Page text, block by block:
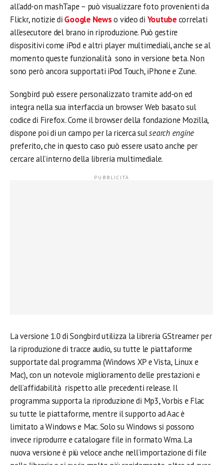
all’add-on mashTape – può visualizzare foto provenienti da
Flickr, notizie di Google Newso video di Youtubecorrelati
all’esecutore del brano in riproduzione. Può gestire
dispositivi come iPod e altri player multimediali, anche se al
momento queste funzionalità sono in versione beta. Non
sono però ancora supportati iPod Touch, iPhone e Zune.
Songbird può essere personalizzato tramite add-on ed
integra nella sua interfaccia un browser Web basato sul
codice di Firefox. Come il browser della fondazione Mozilla,
dispone poi di un campo per la ricerca sulsearch engine
preferito, che in questo caso può essere usato anche per
cercare all’interno della libreria multimediale.
La versione 1.0 di Songbird utilizza la libreria GStreamer per
la riproduzione di tracce audio, su tutte le piattaforme
supportate dal programma (Windows XP e Vista, Linux e
Mac), con un notevole miglioramento delle prestazioni e
dell’affidabilità rispetto alle precedenti release. Il
programma supporta la riproduzione di Mp3, Vorbis e Flac
su tutte le piattaforme, mentre il supporto ad Aac è
limitato a Windows e Mac. Solo su Windows si possono
invece riprodurre e catalogare file in formato Wma. La
nuova versione è più veloce anche nell’importazione di file